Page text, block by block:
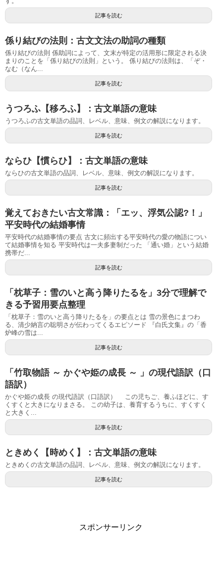
記事を読む
係り結びの法則：古文文法の助詞の種類
係り結びの法則 係助詞によって、文末が特定の活用形に限定される決
まりのことを「係り結びの法則」という。 係り結びの法則は、「ぞ・
なむ（なん...
記事を読む
うつろふ【移ろふ】：古文単語の意味
うつろふの古文単語の品詞、レベル、意味、例文の解説になります。
記事を読む
ならひ【慣らひ】：古文単語の意味
ならひの古文単語の品詞、レベル、意味、例文の解説になります。
記事を読む
覚えておきたい古文常識：「エッ、浮気公認?！」
平安時代の結婚事情
平安時代の結婚事情の要点 古文に頻出する平安時代の愛の物語につい
て結婚事情を知る 平安時代は一夫多妻制だった 「通い婚」という結婚
携帯だ...
記事を読む
「枕草子：雪のいと高う降りたるを」3分で理解で
きる予習用要点整理
「枕草子：雪のいと高う降りたるを」の要点とは 雪の景色にまつわ
る、清少納言の聡明さが伝わってくるエピソード 『白氏文集』の「香
炉峰の雪は...
記事を読む
「竹取物語 ～ かぐや姫の成長 ～ 」の現代語訳（口
語訳）
かぐや姫の成長 の現代語訳（口語訳） この児ちご、養ふほどに、す
くすくと大きになりまさる。 この幼子は、養育するうちに、すくすく
と大きく...
記事を読む
ときめく【時めく】：古文単語の意味
ときめくの古文単語の品詞、レベル、意味、例文の解説になります。
記事を読む
スポンサーリンク